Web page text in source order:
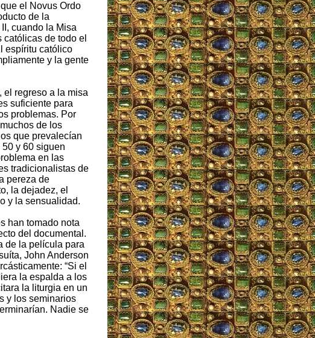
el Novus Ordo
de la
cuando la Misa
de todo el
espíritu católico
y la gente
el regreso a la misa
suficiente para
problemas. Por
de los
que prevalecían
y 60 siguen
en las
tradicionalistas de
pereza de
la dejadez, el
y la sensualidad.
han tomado nota
del documental.
de la película para
John Anderson
“Si el
la espalda a los
la liturgia en un
y los seminarios
Nadie se